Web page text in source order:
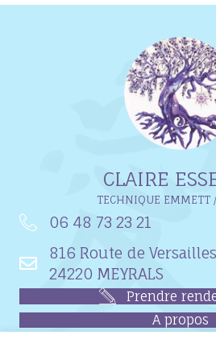
CLAIRE
TECHNIQUE EMMETT
06 48 73 23 21
816 Route de Versailles
24220 MEYRALS
Prendre
A propos